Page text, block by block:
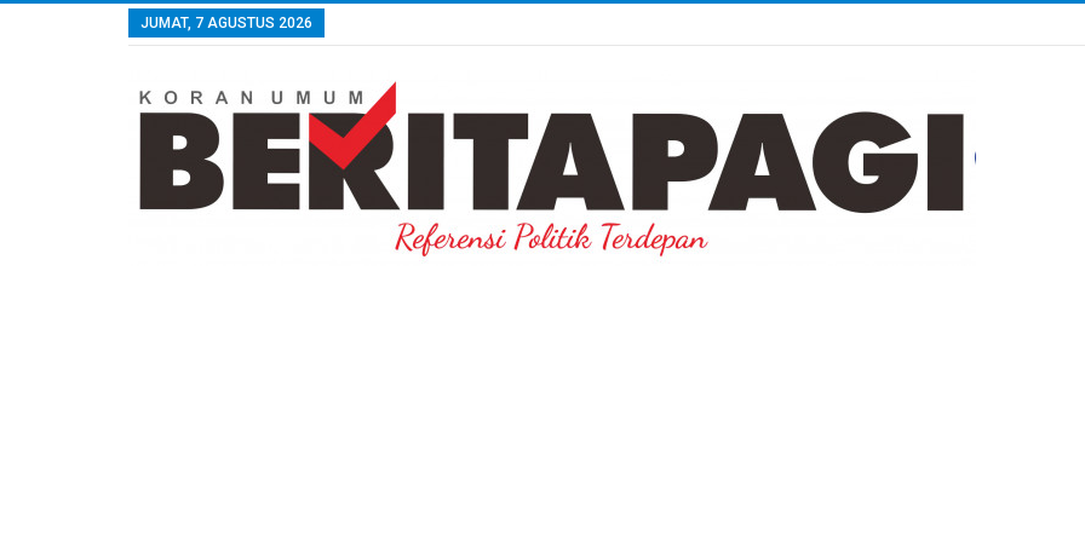
JUMAT, 7 AGUSTUS 2026